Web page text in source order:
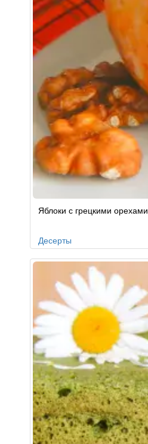
Яблоки с грецкими орехами
Десерты